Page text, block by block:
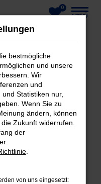
0
MENÜ
helfen können:
und deine
Beispiel deine
bestmögliche
und unsere
Wir
und
Statistiken nur,
Wenn Sie zu
ändern, können
Zukunft widerrufen.
der
von uns eingesetzt: